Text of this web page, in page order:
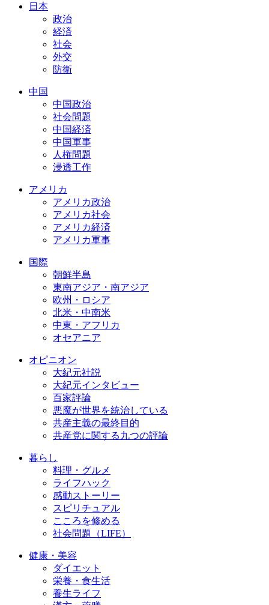
日本
政治
経済
社会
外交
防衛
中国
中国政治
社会問題
中国経済
中国軍事
人権問題
浸透工作
アメリカ
アメリカ政治
アメリカ社会
アメリカ経済
アメリカ軍事
国際
朝鮮半島
東南アジア・南アジア
欧州・ロシア
北米・中南米
中東・アフリカ
オセアニア
オピニオン
大紀元社説
大紀元インタビュー
百家評論
悪魔が世界を統治している
共産主義の最終目的
共産党に関する九つの評論
暮らし
料理・グルメ
ライフハック
感動ストーリー
スピリチュアル
こころを修める
社会問題（LIFE）
健康・美容
ダイエット
栄養・食生活
養生ライフ